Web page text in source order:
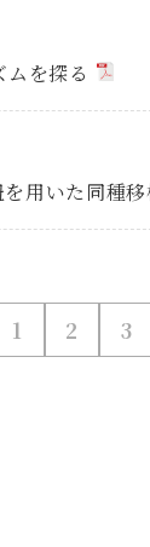
を探る
用いた同種
1 2 3